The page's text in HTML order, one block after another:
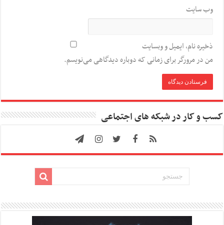
وب‌ سایت
ذخیره نام، ایمیل و وبسایت
من در مرورگر برای زمانی که دوباره دیدگاهی می‌نویسم.
کسب و کار در شبکه های اجتماعی